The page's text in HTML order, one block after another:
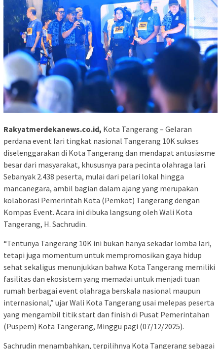
Rakyatmerdekanews.co.id, Kota Tangerang – Gelaran
perdana event lari tingkat nasional Tangerang 10K sukses
diselenggarakan di Kota Tangerang dan mendapat antusiasme
besar dari masyarakat, khususnya para pecinta olahraga lari.
Sebanyak 2.438 peserta, mulai dari pelari lokal hingga
mancanegara, ambil bagian dalam ajang yang merupakan
kolaborasi Pemerintah Kota (Pemkot) Tangerang dengan
Kompas Event. Acara ini dibuka langsung oleh Wali Kota
Tangerang, H. Sachrudin.
“Tentunya Tangerang 10K ini bukan hanya sekadar lomba lari,
tetapi juga momentum untuk mempromosikan gaya hidup
sehat sekaligus menunjukkan bahwa Kota Tangerang memiliki
fasilitas dan ekosistem yang memadai untuk menjadi tuan
rumah berbagai event olahraga berskala nasional maupun
internasional,” ujar Wali Kota Tangerang usai melepas peserta
yang mengambil titik start dan finish di Pusat Pemerintahan
(Puspem) Kota Tangerang, Minggu pagi (07/12/2025).
Sachrudin menambahkan, terpilihnya Kota Tangerang sebagai